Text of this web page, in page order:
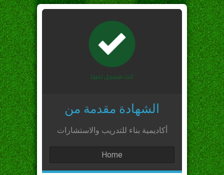
الشهادة مقدمة من
أكاديمية بناء للتدريب والاستشارات
Home